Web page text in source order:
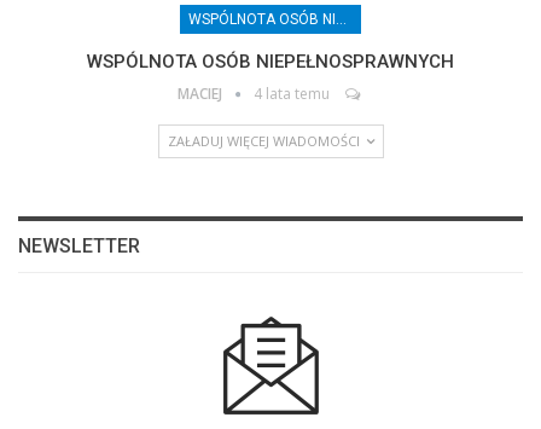
WSPÓLNOTA OSÓB NIEPEŁNOSPRAWNYCH
WSPÓLNOTA OSÓB NIEPEŁNOSPRAWNYCH
MACIEJ 4 lata temu
ZAŁADUJ WIĘCEJ WIADOMOŚCI
NEWSLETTER